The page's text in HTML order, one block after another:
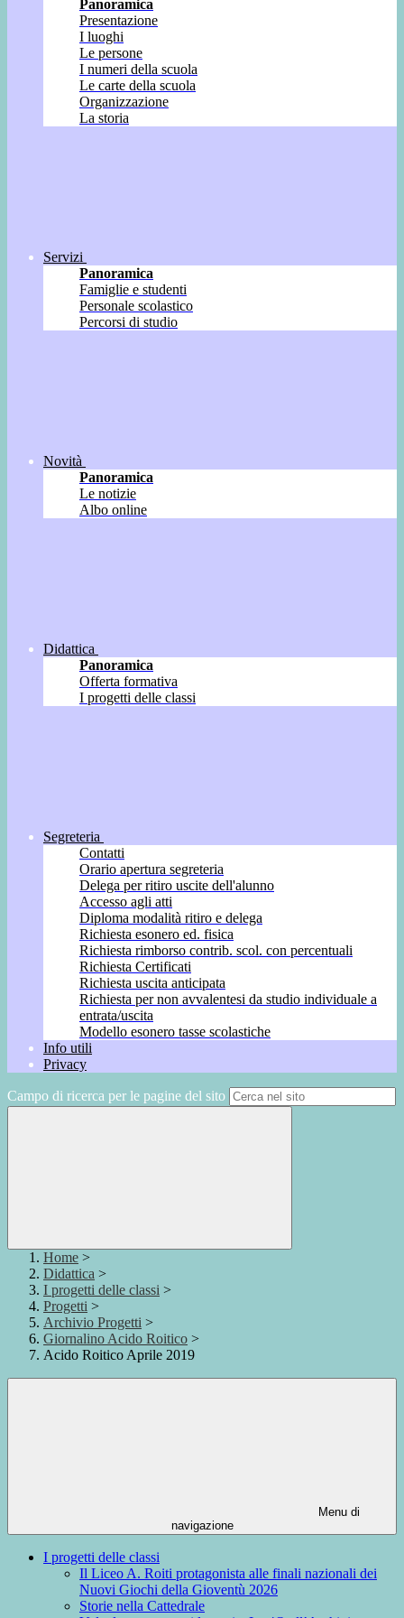
Panoramica
Presentazione
I luoghi
Le persone
I numeri della scuola
Le carte della scuola
Organizzazione
La storia
Servizi
Panoramica
Famiglie e studenti
Personale scolastico
Percorsi di studio
Novità
Panoramica
Le notizie
Albo online
Didattica
Panoramica
Offerta formativa
I progetti delle classi
Segreteria
Contatti
Orario apertura segreteria
Delega per ritiro uscite dell'alunno
Accesso agli atti
Diploma modalità ritiro e delega
Richiesta esonero ed. fisica
Richiesta rimborso contrib. scol. con percentuali
Richiesta Certificati
Richiesta uscita anticipata
Richiesta per non avvalentesi da studio individuale a
entrata/uscita
Modello esonero tasse scolastiche
Info utili
Privacy
Campo di ricerca per le pagine del sito
Home >
Didattica >
I progetti delle classi >
Progetti >
Archivio Progetti >
Giornalino Acido Roitico >
Acido Roitico Aprile 2019
Menu di
navigazione
I progetti delle classi
Il Liceo A. Roiti protagonista alle finali nazionali dei
Nuovi Giochi della Gioventù 2026
Storie nella Cattedrale